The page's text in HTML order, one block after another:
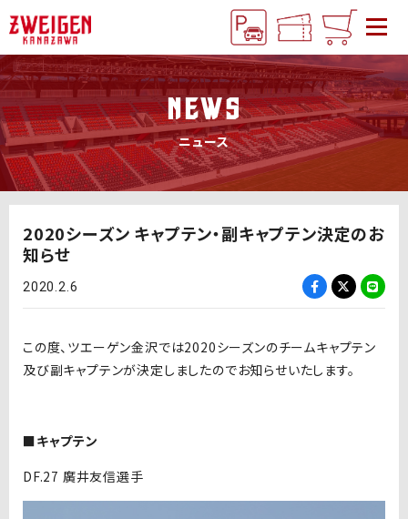
NEWS
ニュース
2020シーズン キャプテン・副キャプテン決定のお
知らせ
2020.2.6
この度、ツエーゲン金沢では2020シーズンのチームキャプテン
及び副キャプテンが決定しましたのでお知らせいたします。
■キャプテン
DF.27 廣井友信選手